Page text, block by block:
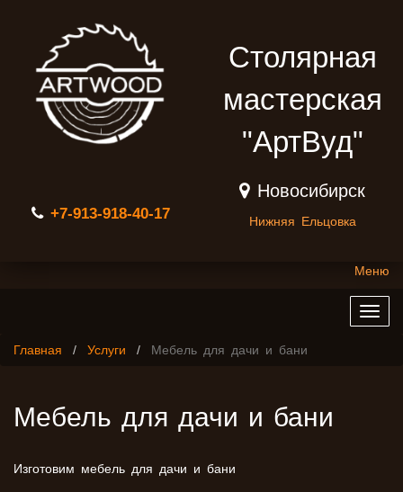
Столярная
мастерская
"АртВуд"
+7-913-918-40-17
Новосибирск
Нижняя Ельцовка
Меню
Главная Услуги Мебель для дачи и бани
Мебель для дачи и бани
Изготовим мебель для дачи и бани